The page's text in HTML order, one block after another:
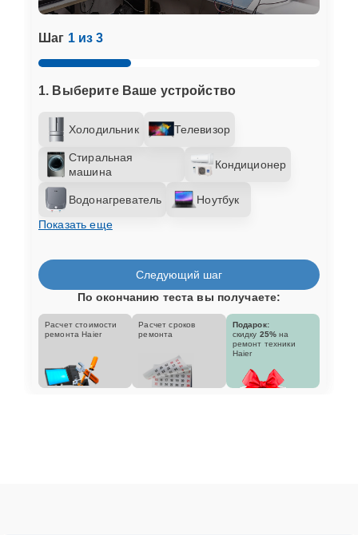
Шаг 1 из 3
1. Выберите Ваше устройство
Холодильник Телевизор
Стиральная
машина
Кондиционер
Водонагреватель
Ноутбук
Показать еще
Следующий шаг
По окончанию теста вы получаете:
Расчет стоимости
ремонта Haier
Расчет сроков
ремонта
Подарок:
скидку 25% на
ремонт техники
Haier